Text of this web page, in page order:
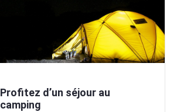
Profitez d’un séjour au
camping